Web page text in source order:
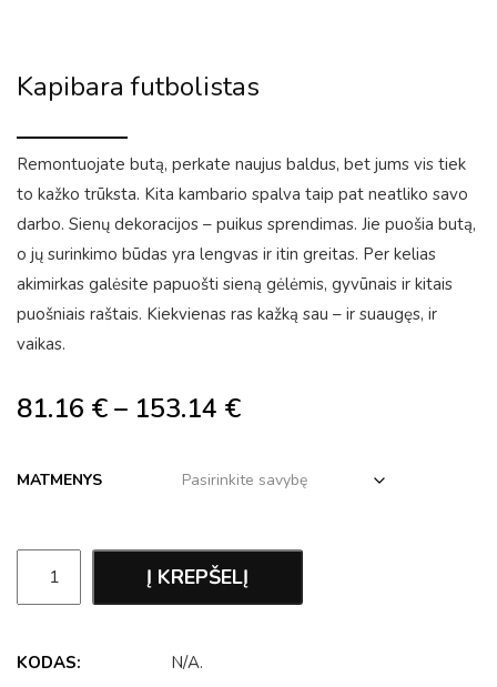
Kapibara futbolistas
Remontuojate butą, perkate naujus baldus, bet jums vis tiek
to kažko trūksta. Kita kambario spalva taip pat neatliko savo
darbo. Sienų dekoracijos – puikus sprendimas. Jie puošia butą,
o jų surinkimo būdas yra lengvas ir itin greitas. Per kelias
akimirkas galėsite papuošti sieną gėlėmis, gyvūnais ir kitais
puošniais raštais. Kiekvienas ras kažką sau – ir suaugęs, ir
vaikas.
81.16 €– 153.14 €
MATMENYS
Į KREPŠELĮ
KODAS: N/A.